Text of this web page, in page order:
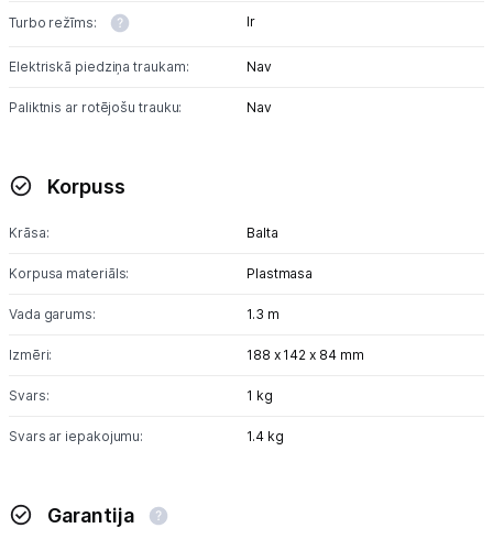
Mazās virtuves tehnikas aksesuāri
Sports un atpūta
Ražotāju atjaunota tehnika
Vēlmju saraksts
Turbo režīms: Ir
Elektriskā piedziņa traukam: Nav
Paliktnis ar rotējošu trauku: Nav
Korpuss
Krāsa: Balta
Korpusa materiāls: Plastmasa
Vada garums: 1.3 m
Izmēri: 188 x 142 x 84 mm
Svars: 1 kg
Svars ar iepakojumu: 1.4 kg
Garantija